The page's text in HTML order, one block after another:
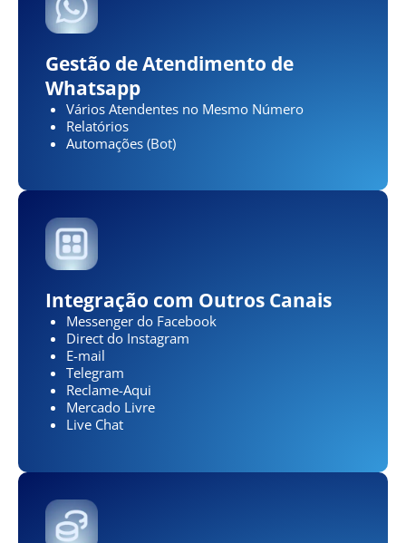
Gestão de Atendimento de
Whatsapp
Vários Atendentes no Mesmo Número
Relatórios
Automações (Bot)
Integração com Outros Canais
Messenger do Facebook
Direct do Instagram
E-mail
Telegram
Reclame-Aqui
Mercado Livre
Live Chat